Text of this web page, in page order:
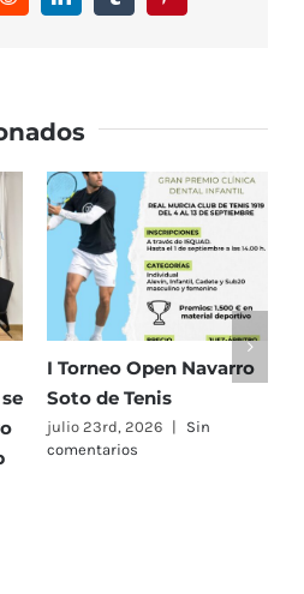
by
curso
de
tenis
en
RMCT1919
I Torneo Open Navarro
Soto de Tenis
julio 23rd, 2026 |
Sin
comentarios